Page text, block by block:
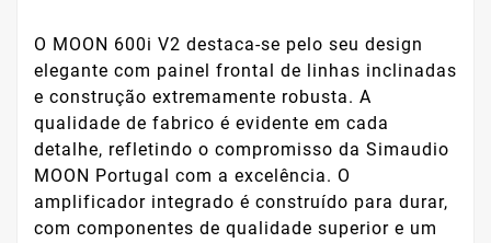
O MOON 600i V2 destaca-se pelo seu design
elegante com painel frontal de linhas inclinadas
e construção extremamente robusta. A
qualidade de fabrico é evidente em cada
detalhe, refletindo o compromisso da Simaudio
MOON Portugal com a excelência. O
amplificador integrado é construído para durar,
com componentes de qualidade superior e um